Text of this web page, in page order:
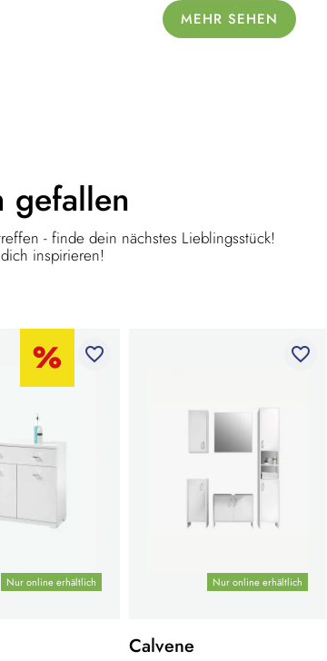
MEHR SEHEN
gefallen
- finde dein nächstes Lieblingsstück!
inspirieren!
Nur online erhältlich
favorite_border
Nur online erhältlich
favorite_border
Calvene